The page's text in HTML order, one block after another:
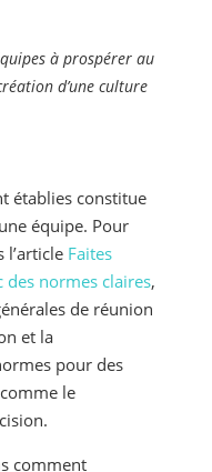
à prospérer au
d’une culture
établies constitue
équipe. Pour
l’article Faites
des normes claires,
de réunion
et la
pour des
le
comment